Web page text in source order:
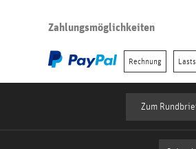
Zahlungsmöglichkeiten
Rechnung
Zum